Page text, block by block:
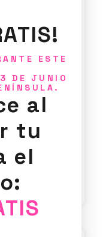
Anillo
WB 9
35,00
Añadir al
ESTE
DE JUNIO
al
tu
el